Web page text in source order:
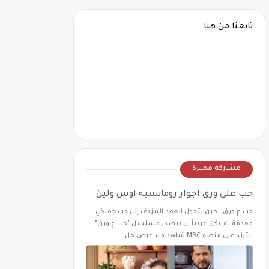
تابعنا من هنا
مشاركة مميزة
حب على ورق اجوار رومانسيه اوس ولين
حب ع ورق - حين يتحول العقد المزيف إلى حب حقيقي
مقدمة لم يكن غريباً أن يتصدر مسلسل "حب ع ورق"
الترند على منصة MBC شاهد منذ عرض حل…